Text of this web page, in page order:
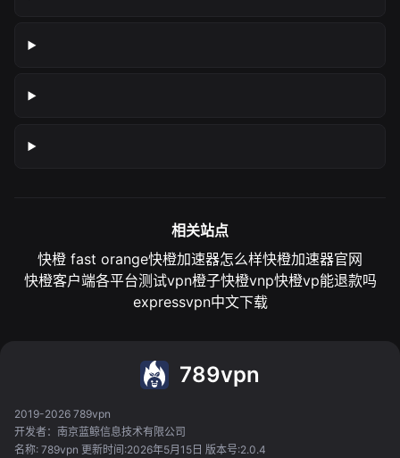
相关站点
快橙 fast orange快橙加速器怎么样快橙加速器官网
快橙客户端各平台测试vpn橙子快橙vnp快橙vp能退款吗
expressvpn中文下载
789vpn
2019-2026 789vpn
开发者：南京蓝鲸信息技术有限公司
名称: 789vpn 更新时间:2026年5月15日 版本号:2.0.4